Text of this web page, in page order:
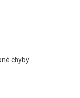
chyby.